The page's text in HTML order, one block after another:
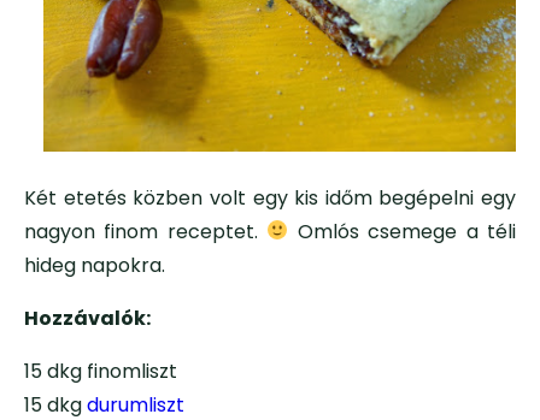
Két etetés közben volt egy kis időm begépelni egy
nagyon finom receptet.
Omlós csemege a téli
hideg napokra.
Hozzávalók:
15 dkg finomliszt
15 dkgdurumliszt